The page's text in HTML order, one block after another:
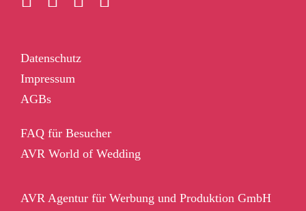
Datenschutz
Impressum
AGBs
FAQ für Besucher
AVR World of Wedding
AVR Agentur für Werbung und Produktion GmbH